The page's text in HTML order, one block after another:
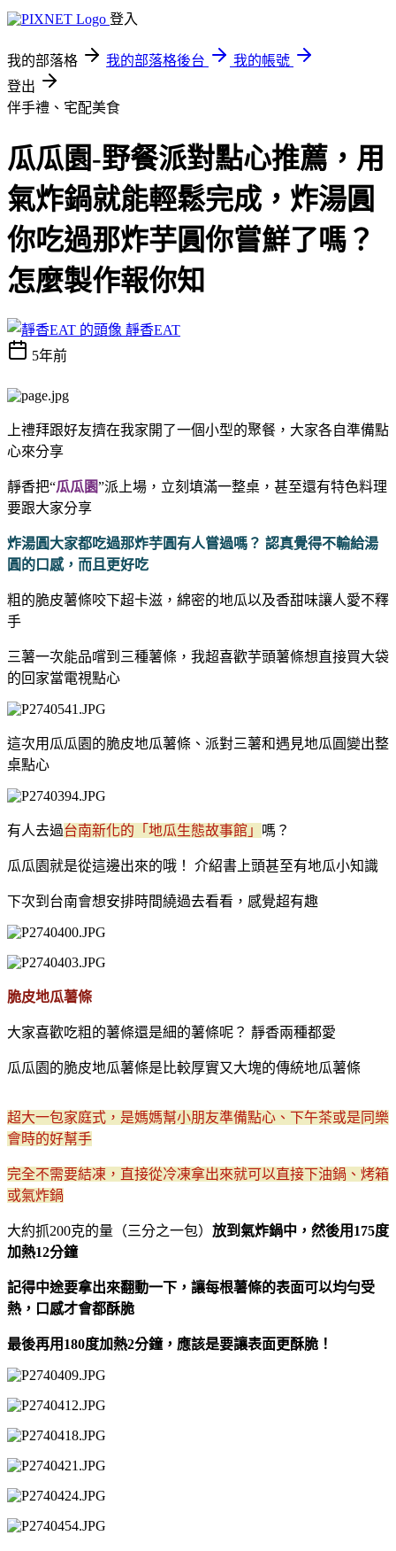
登入
我的部落格 我的部落格後台
我的帳號
登出
伴手禮、宅配美食
瓜瓜園-野餐派對點心推薦，用
氣炸鍋就能輕鬆完成，炸湯圓
你吃過那炸芋圓你嘗鮮了嗎？
怎麼製作報你知
靜香EAT
5年前
上禮拜跟好友擠在我家開了一個小型的聚餐，大家各自準備點
心來分享
靜香把“瓜瓜園”派上場，立刻填滿一整桌，甚至還有特色料理
要跟大家分享
炸湯圓大家都吃過那炸芋圓有人嘗過嗎？ 認真覺得不輸給湯
圓的口感，而且更好吃
粗的脆皮薯條咬下超卡滋，綿密的地瓜以及香甜味讓人愛不釋
手
三薯一次能品嚐到三種薯條，我超喜歡芋頭薯條想直接買大袋
的回家當電視點心
這次用瓜瓜園的脆皮地瓜薯條、派對三薯和遇見地瓜圓變出整
桌點心
有人去過台南新化的「地瓜生態故事館」 嗎？
瓜瓜園就是從這邊出來的哦！ 介紹書上頭甚至有地瓜小知識
下次到台南會想安排時間繞過去看看，感覺超有趣
脆皮地瓜薯條
大家喜歡吃粗的薯條還是細的薯條呢？ 靜香兩種都愛
瓜瓜園的脆皮地瓜薯條是比較厚實又大塊的傳統地瓜薯條
超大一包家庭式，是媽媽幫小朋友準備點心、下午茶或是同樂
會時的好幫手
完全不需要結凍，直接從冷凍拿出來就可以直接下油鍋、烤箱
或氣炸鍋
大約抓200克的量（三分之一包） 放到氣炸鍋中，然後用175度
加熱12分鐘
記得中途要拿出來翻動一下，讓每根薯條的表面可以均勻受
熱，口感才會都酥脆
最後再用180度加熱2分鐘，應該是要讓表面更酥脆！